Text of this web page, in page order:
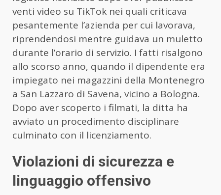
venti video su TikTok nei quali criticava
pesantemente l’azienda per cui lavorava,
riprendendosi mentre guidava un muletto
durante l’orario di servizio. I fatti risalgono
allo scorso anno, quando il dipendente era
impiegato nei magazzini della Montenegro
a San Lazzaro di Savena, vicino a Bologna.
Dopo aver scoperto i filmati, la ditta ha
avviato un procedimento disciplinare
culminato con il licenziamento.
Violazioni di sicurezza e
linguaggio offensivo